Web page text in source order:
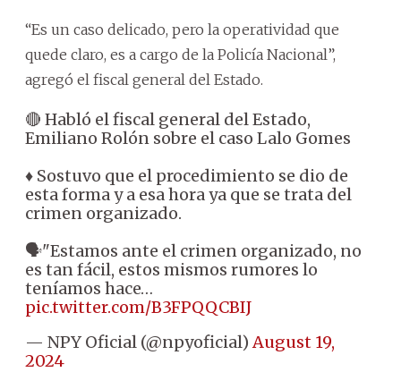
“Es un caso delicado, pero la operatividad que
quede claro, es a cargo de la Policía Nacional”,
agregó el fiscal general del Estado.
🔴 Habló el fiscal general del Estado,
Emiliano Rolón sobre el caso Lalo Gomes
♦️ Sostuvo que el procedimiento se dio de
esta forma y a esa hora ya que se trata del
crimen organizado.
🗣️"Estamos ante el crimen organizado, no
es tan fácil, estos mismos rumores lo
teníamos hace…
pic.twitter.com/B3FPQQCBIJ
— NPY Oficial (@npyoficial)August 19,
2024